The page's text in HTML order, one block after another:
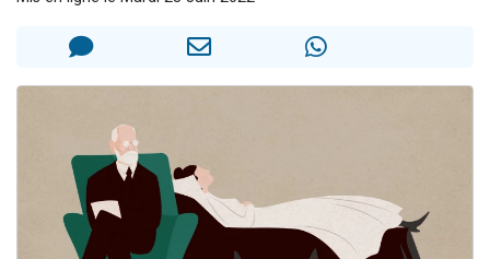
2 nouvelles musiques dans Torah-Box Music
8 personnes viennent de faire un don pour Tsédaka : pauvres d'Israel